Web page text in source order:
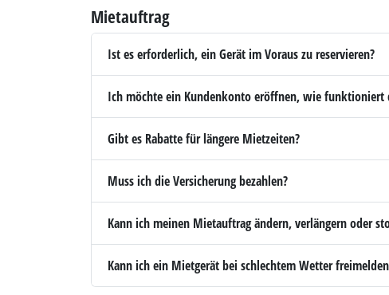
Mietauftrag
Ist es erforderlich, ein Gerät im Voraus zu reservieren?
Ich möchte ein Kundenkonto eröffnen, wie funktioniert
Gibt es Rabatte für längere Mietzeiten?
Muss ich die Versicherung bezahlen?
Kann ich meinen Mietauftrag ändern, verlängern oder
Kann ich ein Mietgerät bei schlechtem Wetter